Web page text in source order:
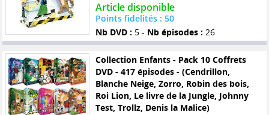
Article disponible
Points fidelités : 50
Nb DVD : 5 - Nb épisodes : 26
Collection Enfants - Pack 10 Coffrets
DVD - 417 épisodes - (Cendrillon,
Blanche Neige, Zorro, Robin des bois,
Roi Lion, Le livre de la Jungle, Johnny
Test, Trollz, Denis la Malice)